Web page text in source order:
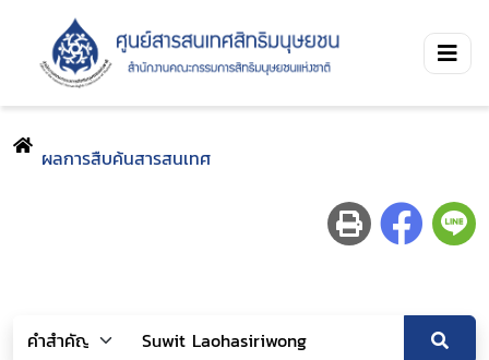
ผลการสืบค้นสารสนเทศ